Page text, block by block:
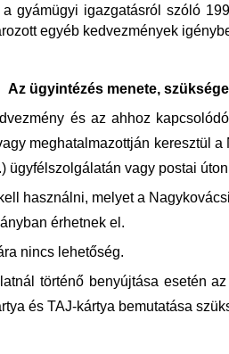
gyámügyi igazgatásról szóló
egyéb kedvezmények
Az ügyintézés menete,
és az ahhoz
meghatalmazottján keresztül
ügyfélszolgálatán vagy postai
használni, melyet a
érhetnek el.
nincs lehetőség.
történő benyújtása esetén
és TAJ-kártya bemutatása